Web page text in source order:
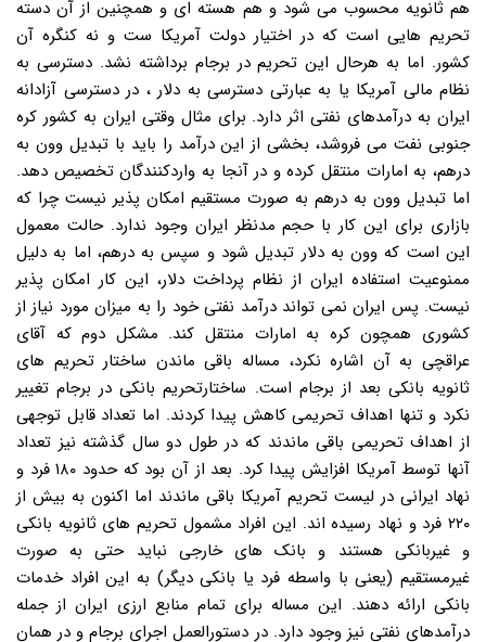
هم ثانویه محسوب می شود و هم هسته ای و همچنین از آن دسته
تحریم هایی است که در اختیار دولت آمریکا ست و نه کنگره آن
کشور. اما به هرحال این تحریم در برجام برداشته نشد. دسترسی به
نظام مالی آمریکا یا به عبارتی دسترسی به دلار ، در دسترسی آزادانه
ایران به درآمدهای نفتی اثر دارد. برای مثال وقتی ایران به کشور کره
جنوبی نفت می فروشد، بخشی از این درآمد را باید با تبدیل وون به
درهم، به امارات منتقل کرده و در آنجا به واردکنندگان تخصیص دهد.
اما تبدیل وون به درهم به صورت مستقیم امکان پذیر نیست چرا که
بازاری برای این کار با حجم مدنظر ایران وجود ندارد. حالت معمول
این است که وون به دلار تبدیل شود و سپس به درهم، اما به دلیل
ممنوعیت استفاده ایران از نظام پرداخت دلار، این کار امکان پذیر
نیست. پس ایران نمی تواند درآمد نفتی خود را به میزان مورد نیاز از
کشوری همچون کره به امارات منتقل کند. مشکل دوم که آقای
عراقچی به آن اشاره نکرد، مساله باقی ماندن ساختار تحریم های
ثانویه بانکی بعد از برجام است. ساختارتحریم بانکی در برجام تغییر
نکرد و تنها اهداف تحریمی کاهش پیدا کردند. اما تعداد قابل توجهی
از اهداف تحریمی باقی ماندند که در طول دو سال گذشته نیز تعداد
آنها توسط آمریکا افزایش پیدا کرد. بعد از آن بود که حدود ۱۸۰ فرد و
نهاد ایرانی در لیست تحریم آمریکا باقی ماندند اما اکنون به بیش از
۲۲۰ فرد و نهاد رسیده اند. این افراد مشمول تحریم های ثانویه بانکی
و غیربانکی هستند و بانک های خارجی نباید حتی به صورت
غیرمستقیم (یعنی با واسطه فرد یا بانکی دیگر) به این افراد خدمات
بانکی ارائه دهند. این مساله برای تمام منابع ارزی ایران از جمله
درآمدهای نفتی نیز وجود دارد. در دستورالعمل اجرای برجام و در همان